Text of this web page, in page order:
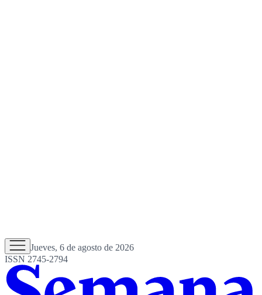
Jueves, 6 de agosto de 2026
ISSN 2745-2794